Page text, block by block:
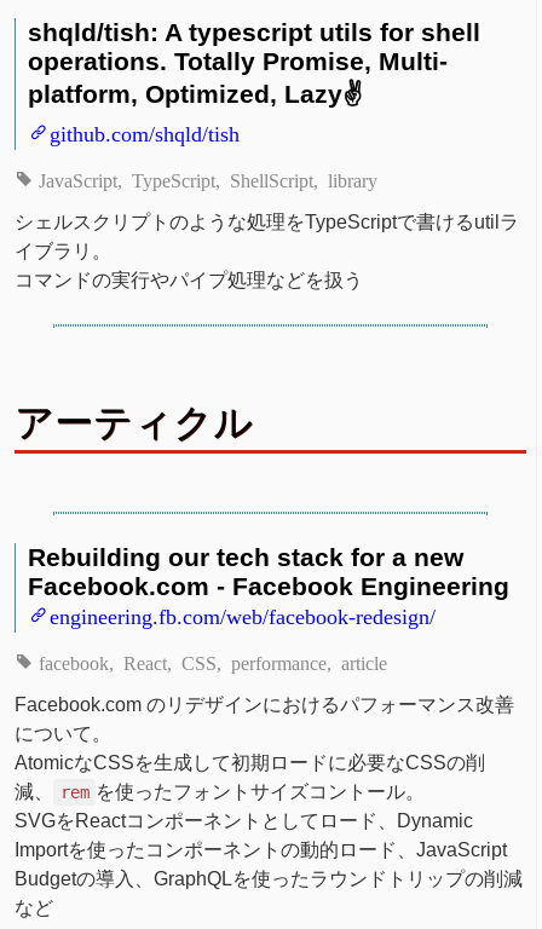
shqld/tish: A typescript utils for shell
operations. Totally Promise, Multi-
platform, Optimized, Lazy✌️
github.com/shqld/tish
JavaScript TypeScript ShellScript library
シェルスクリプトのような処理をTypeScriptで書けるutilラ
イブラリ。
コマンドの実行やパイプ処理などを扱う
アーティクル
Rebuilding our tech stack for a new
Facebook.com - Facebook Engineering
engineering.fb.com/web/facebook-redesign/
facebook React CSS performance article
Facebook.com のリデザインにおけるパフォーマンス改善
について。
AtomicなCSSを生成して初期ロードに必要なCSSの削
減、
rem を使ったフォントサイズコントール。
SVGをReactコンポーネントとしてロード、Dynamic
Importを使ったコンポーネントの動的ロード、JavaScript
Budgetの導入、GraphQLを使ったラウンドトリップの削減
など